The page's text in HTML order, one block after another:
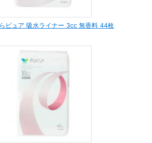
ピュア 吸水ライナー 3cc 無香料 44枚